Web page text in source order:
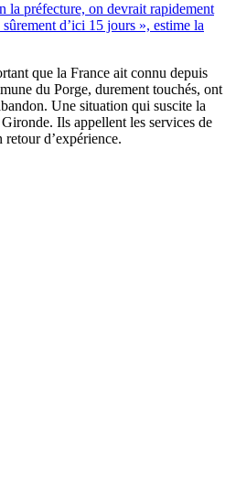
la préfecture, on devrait rapidement
d’ici 15 jours », estime la
que la France ait connu depuis
du Porge, durement touchés, ont
Une situation qui suscite la
Ils appellent les services de
d’expérience.